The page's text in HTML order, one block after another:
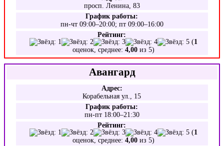
просп. Ленина, 83
График работы:
пн-чт 09:00–20:00; пт 09:00–16:00
Рейтинг:
(1
оценок, среднее:4,00 из 5)
Авангард
Адрес:
Корабельная ул., 15
График работы:
пн-пт 18:00–21:30
Рейтинг:
(1
оценок, среднее:4,00 из 5)